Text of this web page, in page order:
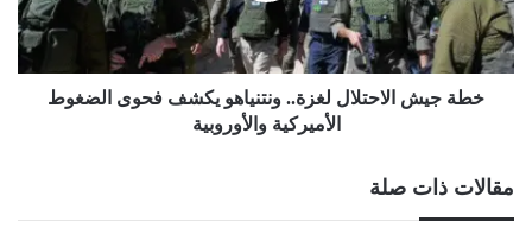
فحوى
الضغوط
الأميركية
والأوروبيةخطة جيش الاحتلال لغزة.. ونتنياهو يكشف فحوى الضغوط
الأميركية والأوروبية
مقالات ذات صلة